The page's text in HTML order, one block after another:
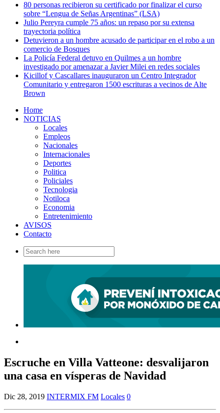
80 personas recibieron su certificado por finalizar el curso
sobre “Lengua de Señas Argentinas” (LSA)
Julio Pereyra cumple 75 años: un repaso por su extensa
trayectoria política
Detuvieron a un hombre acusado de participar en el robo a un
comercio de Bosques
La Policía Federal detuvo en Quilmes a un hombre
investigado por amenazar a Javier Milei en redes sociales
Kicillof y Cascallares inauguraron un Centro Integrador
Comunitario y entregaron 1500 escrituras a vecinos de Alte
Brown
Home
NOTICIAS
Locales
Empleos
Nacionales
Internacionales
Deportes
Politica
Policiales
Tecnologia
Notiloca
Economia
Entretenimiento
AVISOS
Contacto
Search
for:
Escruche en Villa Vatteone: desvalijaron
una casa en vísperas de Navidad
Dic 28, 2019 INTERMIX FM Locales 0